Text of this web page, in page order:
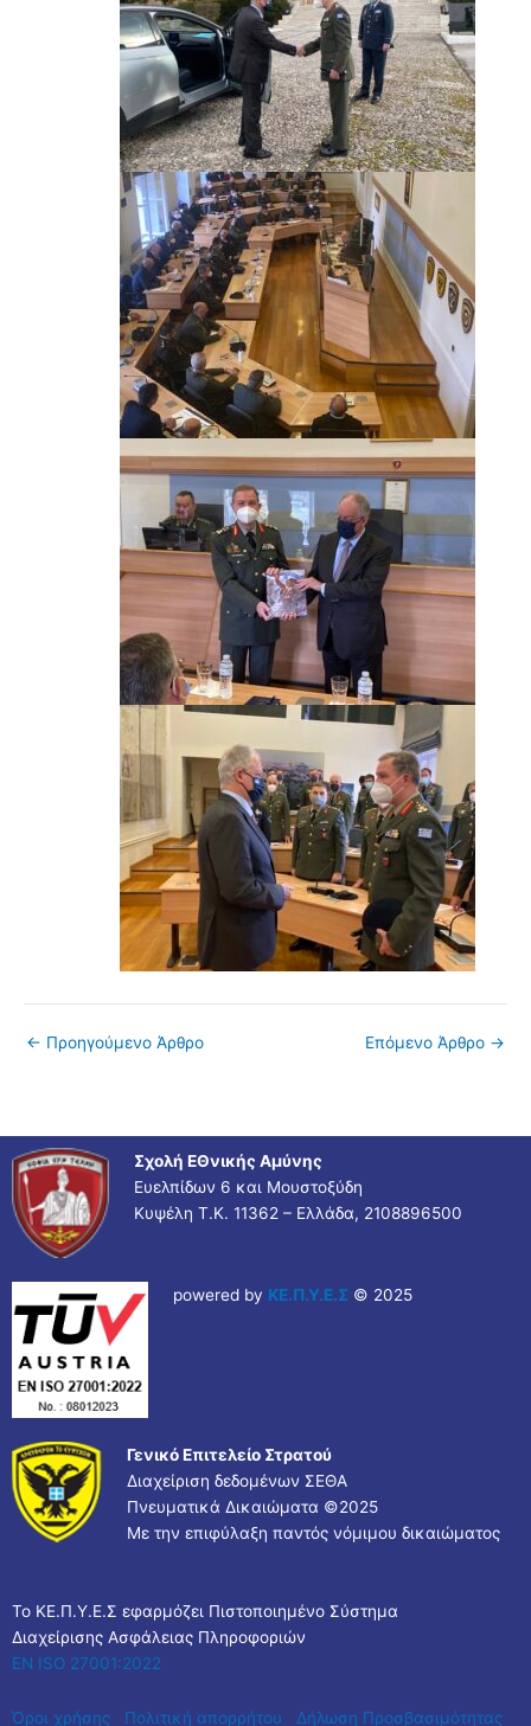
← Προηγούμενο Άρθρο Επόμενο Άρθρο →
Σχολή ΕΘνικής Αμύνης
Ευελπίδων 6 και Μουστοξύδη
Κυψέλη Τ.Κ. 11362 – Ελλάδα, 2108896500
powered by ΚΕ.Π.Υ.Ε.Σ © 2025
Γενικό Επιτελείο Στρατού
Διαχείριση δεδομένων ΣΕΘΑ
Πνευματικά Δικαιώματα ©2025
Με την επιφύλαξη παντός νόμιμου δικαιώματος
Το ΚΕ.Π.Υ.Ε.Σ εφαρμόζει Πιστοποιημένο Σύστημα
Διαχείρισης Ασφάλειας Πληροφοριών
EN ISO 27001:2022
Όροι χρήσης Πολιτική απορρήτου Δήλωση Προσβασιμότητας